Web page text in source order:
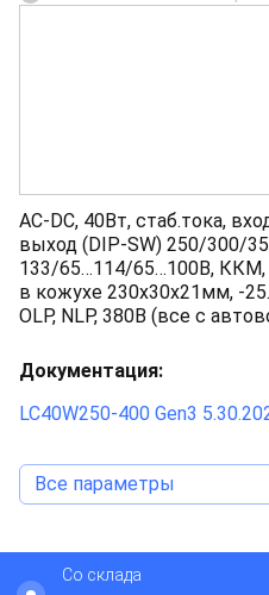
AC-DC, 40Вт, стаб.тока,
выход (DIP-SW) 250/300/
133/65…114/65…100В, ККМ,
в кожухе 230х30х21мм, -
OLP, NLP, 380В (все с
Документация:
LC40W250-400 Gen3
Все параметры
KGP Со склада